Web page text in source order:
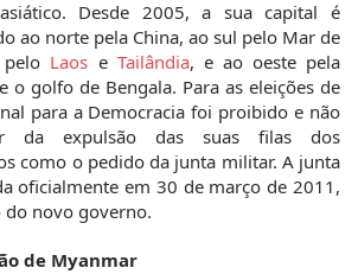
ao norte pela China, ao sul pelo Mar de
Laos e Tailândia, e ao oeste pela
o golfo de Bengala. Para as eleições de
para a Democracia foi proibido e não
da expulsão das suas filas dos
como o pedido da junta militar. A junta
oficialmente em 30 de março de 2011,
do novo governo.
de Myanmar